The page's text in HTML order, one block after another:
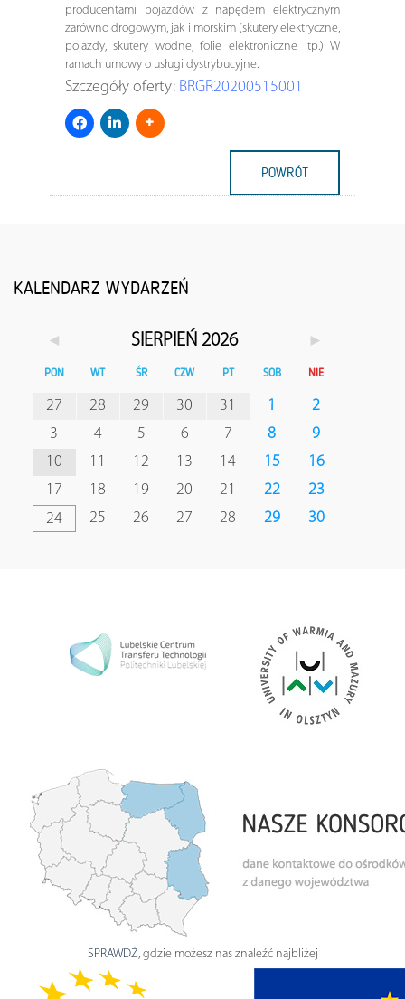
producentami pojazdów z napędem elektrycznym
zarówno drogowym, jak i morskim (skutery elektryczne,
pojazdy, skutery wodne, folie elektroniczne itp.) W
ramach umowy o usługi dystrybucyjne.
Szczegóły oferty: BRGR20200515001
POWRÓT
KALENDARZ WYDARZEŃ
◄ SIERPIEŃ 2026 ►
PON WT ŚR CZW PT SOB NIE
27 28 29 30 31 1
2
3
4 5 6 7 8
9
10
11 12 13 14 15
16
17
18 19 20 21 22
23
24
25 26 27 28 29 30
SPRAWDŹ, gdzie możesz nas znaleźć najbliżej